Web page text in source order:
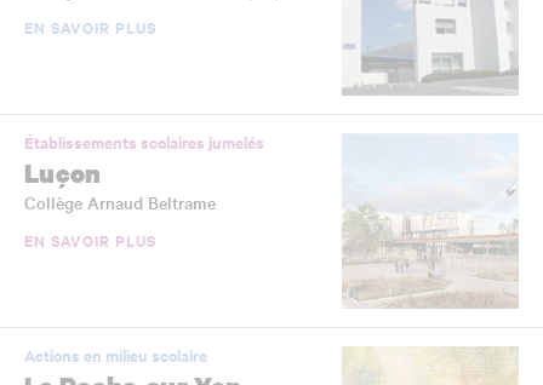
EN SAVOIR PLUS
Établissements scolaires jumelés
Luçon
Collège Arnaud Beltrame
EN SAVOIR PLUS
Actions en milieu scolaire